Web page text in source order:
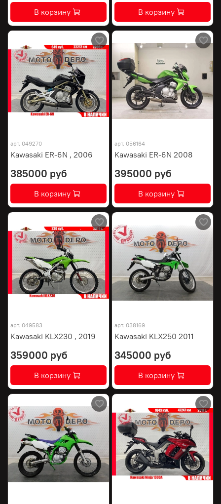
В корзину В корзину
арт. 049270
Kawasaki ER-6N , 2006
385000 руб
В корзину
арт. 056164
Kawasaki ER-6N 2008
395000 руб
В корзину
арт. 049583
Kawasaki KLX230 , 2019
359000 руб
В корзину
арт. 038169
Kawasaki KLX250 2011
345000 руб
В корзину